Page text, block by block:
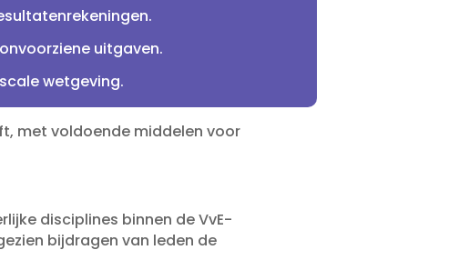
uitgaven.​
wetgeving.​
met voldoende middelen voor
disciplines binnen de VvE-
bijdragen van leden de